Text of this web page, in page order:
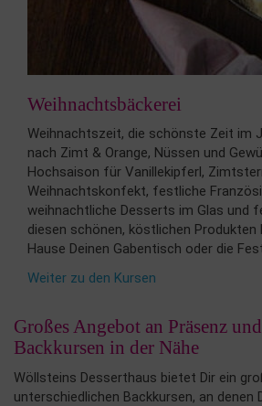
Weihnachtsbäckerei
Weihnachtszeit, die schönste Zeit im
nach Zimt & Orange, Nüssen und
Hochsaison für Vanillekipferl,
Weihnachtskonfekt, festliche
weihnachtliche Desserts im Glas und
diesen schönen, köstlichen Produkten
Hause Deinen Gabentisch oder die
Weiter zu den Kursen
Großes Angebot an Präsenz
Backkursen in der Nähe
Wöllsteins Desserthaus bietet Dir ein
unterschiedlichen Backkursen, an denen